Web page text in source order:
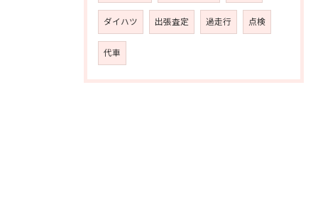
ダイハツ 出張査定 過走行 点検
代車